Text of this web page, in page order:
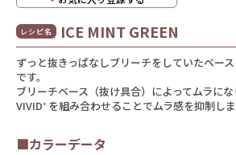
レシピ名 ICE MINT GREEN
ずっと抜きっぱなしブリーチをしていたベー
です。
ブリーチベース（抜け具合）によってムラに
VIVID⁺ を組み合わせることでムラ感を抑制しま
■カラーデータ